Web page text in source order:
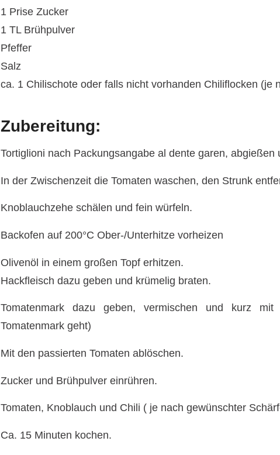
1 Prise Zucker
1 TL Brühpulver
Pfeffer
Salz
ca. 1 Chilischote oder falls nicht vorhanden Chiliflocken (je
Zubereitung:
Tortiglioni nach Packungsangabe al dente garen,
In der Zwischenzeit die Tomaten waschen, den Strunk
Knoblauchzehe schälen und fein würfeln.
Backofen auf 200°C Ober-/Unterhitze vorheizen
Olivenöl in einem großen Topf erhitzen.
Hackfleisch dazu geben und krümelig braten.
Tomatenmark dazu geben, vermischen und kurz
Tomatenmark geht)
Mit den passierten Tomaten ablöschen.
Zucker und Brühpulver einrühren.
Tomaten, Knoblauch und Chili ( je nach gewünschter
Ca. 15 Minuten kochen.